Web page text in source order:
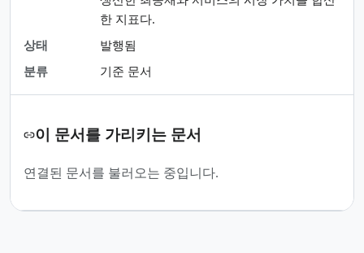
한 지표다.
상태
발행됨
분류
기준 문서
이 문서를 가리키는 문서
연결된 문서를 불러오는 중입니다.